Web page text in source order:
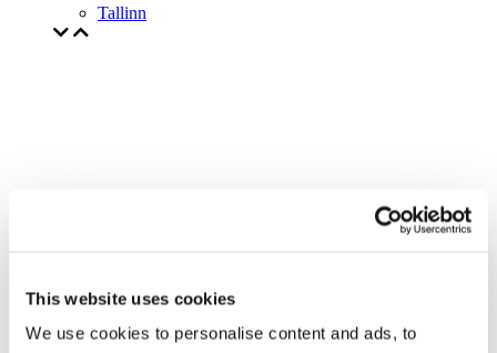
This website uses cookies
We use cookies to personalise content and ads, to
Tallinn